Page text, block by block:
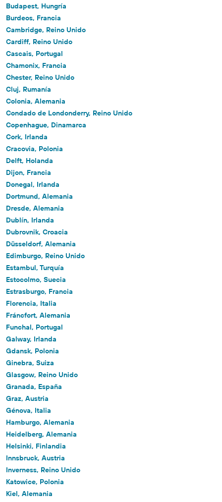
Budapest, Hungría
Burdeos, Francia
Cambridge, Reino Unido
Cardiff, Reino Unido
Cascais, Portugal
Chamonix, Francia
Chester, Reino Unido
Cluj, Rumanía
Colonia, Alemania
Condado de Londonderry, Reino Unido
Copenhague, Dinamarca
Cork, Irlanda
Cracovia, Polonia
Delft, Holanda
Dijon, Francia
Donegal, Irlanda
Dortmund, Alemania
Dresde, Alemania
Dublín, Irlanda
Dubrovnik, Croacia
Düsseldorf, Alemania
Edimburgo, Reino Unido
Estambul, Turquía
Estocolmo, Suecia
Estrasburgo, Francia
Florencia, Italia
Fráncfort, Alemania
Funchal, Portugal
Galway, Irlanda
Gdansk, Polonia
Ginebra, Suiza
Glasgow, Reino Unido
Granada, España
Graz, Austria
Génova, Italia
Hamburgo, Alemania
Heidelberg, Alemania
Helsinki, Finlandia
Innsbruck, Austria
Inverness, Reino Unido
Katowice, Polonia
Kiel, Alemania